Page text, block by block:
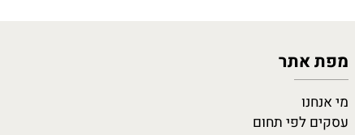
של הרבה אנשים, כמו משרד, מוסד, מסעדה או מקום